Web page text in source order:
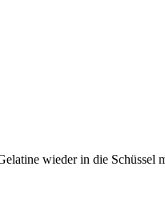
wieder in die Schüssel